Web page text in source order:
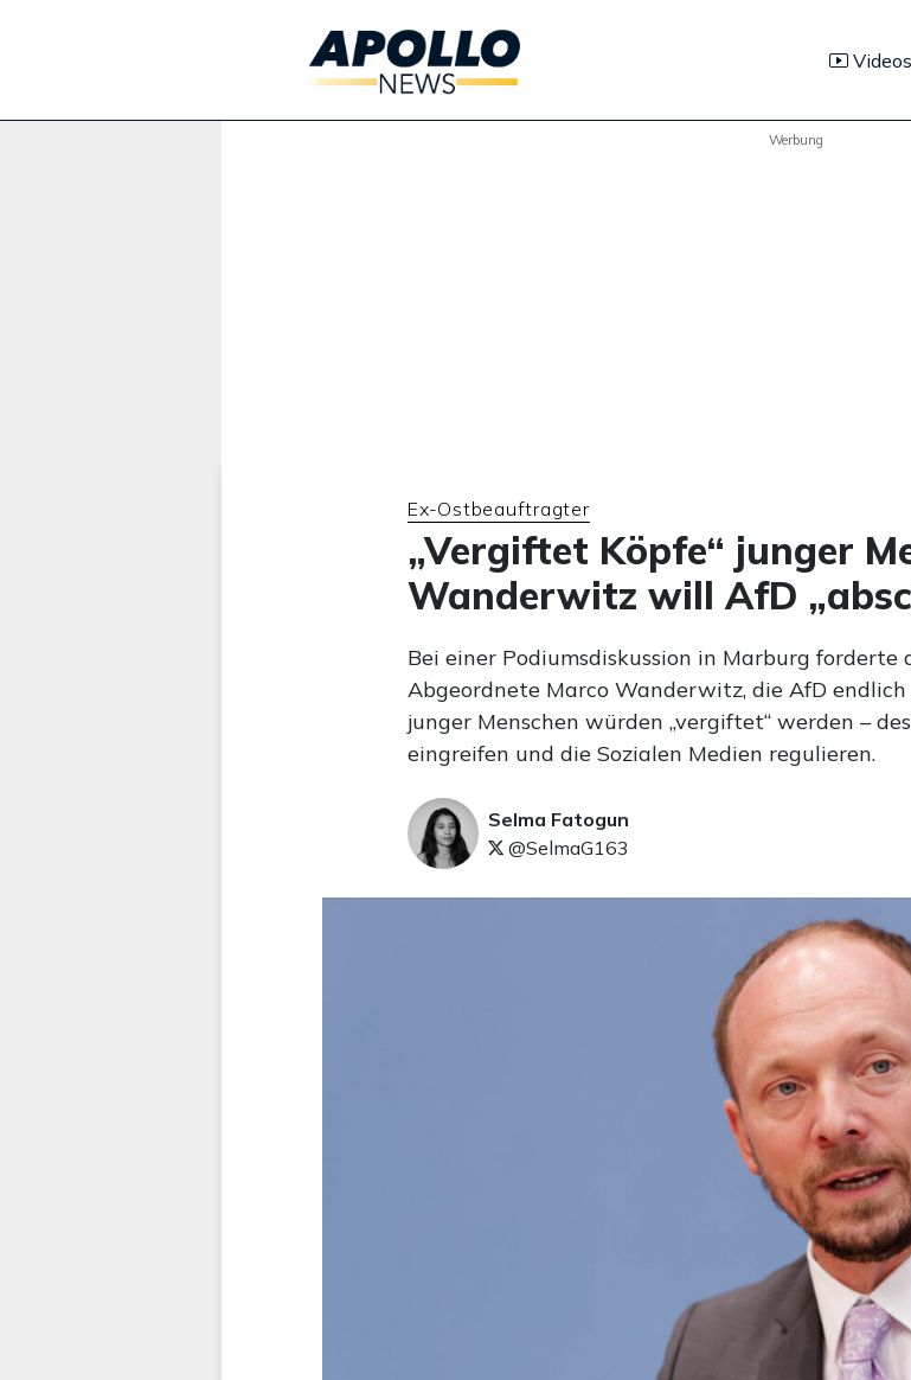
Videos
Werbung
Ex-Ostbeauftragter
„Vergiftet Köpfe“ junger
Wanderwitz will AfD
Bei einer Podiumsdiskussion in Marburg forderte
Abgeordnete Marco Wanderwitz, die AfD endlich
junger Menschen würden „vergiftet“ werden –
eingreifen und die Sozialen Medien regulieren.
Selma Fatogun
@SelmaG163